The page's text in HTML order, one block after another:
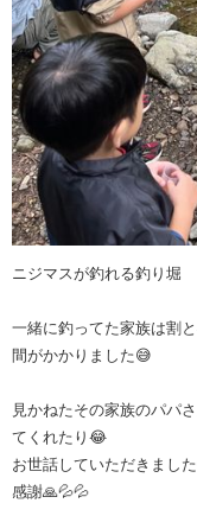
ニジマスが釣れる釣り堀
一緒に釣ってた家族は割
間がかかりました😅
見かねたその家族のパパ
てくれたり😂
お世話していただきまし
感謝🙏💦💦